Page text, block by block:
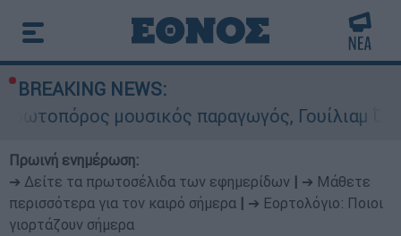
BREAKING NEWS:
μουσικός παραγωγός, Γουίλιαμ Όρμπιτ - Η
Πρωινή ενημέρωση:
➔ Δείτε τα πρωτοσέλιδα των εφημερίδων
➔ Μάθετε
περισσότερα για τον καιρό σήμερα
➔ Εορτολόγιο: Ποιοι
γιορτάζουν σήμερα